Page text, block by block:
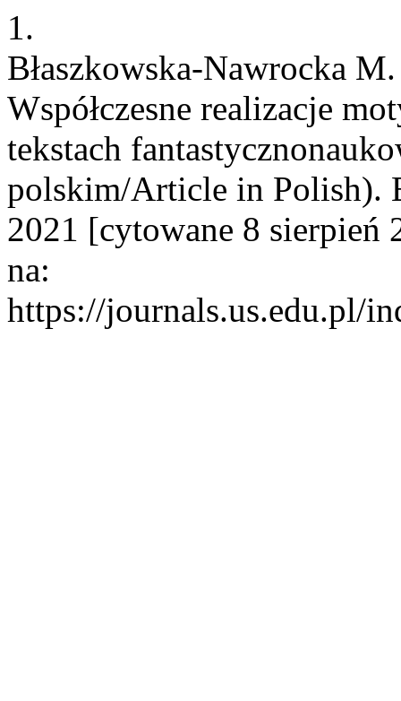
1.
Błaszkowska-Nawrocka
Współczesne realizacje
tekstach
polskim/Article in Polish).
2021 [cytowane 8 sierpień
na:
https://journals.us.edu.pl/